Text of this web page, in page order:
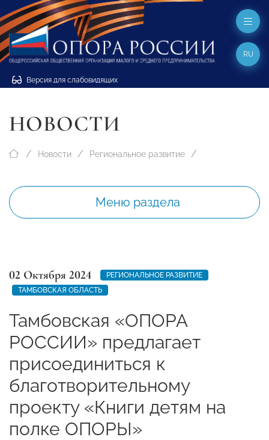
Версия для слабовидящих
RU
НОВОСТИ
Новости Региональное развитие
Меню раздела
02 Октября 2024
РЕГИОНАЛЬНОЕ РАЗВИТИЕ
ТАМБОВСКАЯ ОБЛАСТЬ
Тамбовская «ОПОРА
РОССИИ» предлагает
присоединиться к
благотворительному
проекту «Книги детям на
полке ОПОРЫ»